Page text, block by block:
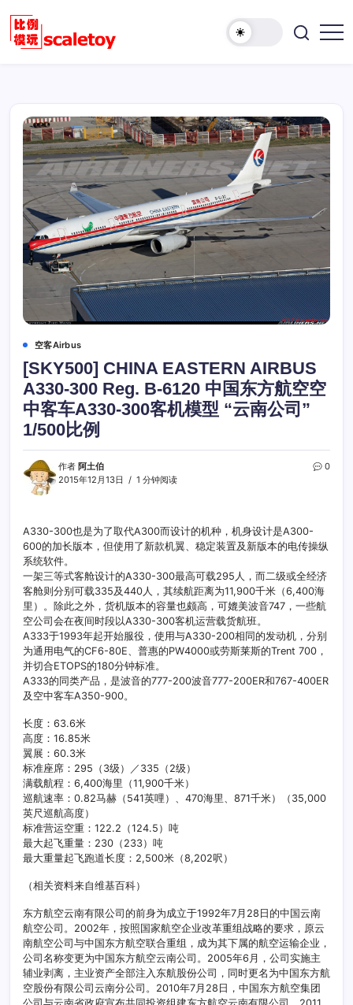
正
欢
例
模
型
玩
具
天
地！
空客Airbus
[SKY500] CHINA EASTERN AIRBUS
A330-300 Reg. B-6120 中国东方航空空
中客车A330-300客机模型 “云南公司”
1/500比例
作者 阿土伯
2015年12月13日
1 分钟阅读
0
A330-300也是为了取代A300而设计的机种，机身设计是A300-
600的加长版本，但使用了新款机翼、稳定装置及新版本的电传操纵
系统软件。
一架三等式客舱设计的A330-300最高可载295人，而二级或全经济
客舱则分别可载335及440人，其续航距离为11,900千米（6,400海
里）。除此之外，货机版本的容量也颇高，可媲美波音747，一些航
空公司会在夜间时段以A330-300客机运营载货航班。
A333于1993年起开始服役，使用与A330-200相同的发动机，分别
为通用电气的CF6-80E、普惠的PW4000或劳斯莱斯的Trent 700，
并切合ETOPS的180分钟标准。
A333的同类产品，是波音的777-200波音777-200ER和767-400ER
及空中客车A350-900。
长度：63.6米
高度：16.85米
翼展：60.3米
标准座席：295（3级）／335（2级）
满载航程：6,400海里（11,900千米）
巡航速率：0.82马赫（541英哩）、470海里、871千米）（35,000
英尺巡航高度）
标准营运空重：122.2（124.5）吨
最大起飞重量：230（233）吨
最大重量起飞跑道长度：2,500米（8,202呎）
（相关资料来自维基百科）
东方航空云南有限公司的前身为成立于1992年7月28日的中国云南
航空公司。2002年，按照国家航空企业改革重组战略的要求，原云
南航空公司与中国东方航空联合重组，成为其下属的航空运输企业，
公司名称变更为中国东方航空云南公司。2005年6月，公司实施主
辅业剥离，主业资产全部注入东航股份公司，同时更名为中国东方航
空股份有限公司云南分公司。2010年7月28日，中国东方航空集团